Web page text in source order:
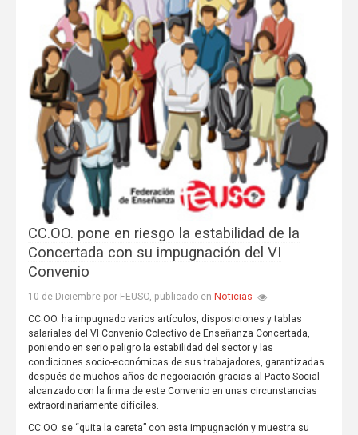
CC.OO. pone en riesgo la estabilidad de la
Concertada con su impugnación del VI
Convenio
10 de Diciembre por FEUSO, publicado en Noticias
CC.OO. ha impugnado varios artículos, disposiciones y tablas
salariales del VI Convenio Colectivo de Enseñanza Concertada,
poniendo en serio peligro la estabilidad del sector y las
condiciones socio-económicas de sus trabajadores, garantizadas
después de muchos años de negociación gracias al Pacto Social
alcanzado con la firma de este Convenio en unas circunstancias
extraordinariamente difíciles.
CC.OO. se “quita la careta” con esta impugnación y muestra su